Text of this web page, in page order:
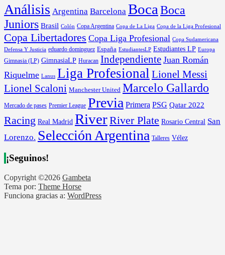
Análisis Argentina Barcelona Boca Boca
Juniors Brasil Colón Copa Argentina Copa de La Liga Copa de la Liga Profesional
Copa Libertadores Copa Liga Profesional Copa Sudamericana
Defensa Y Justicia eduardo dominguez España EstudiantesLP Estudiantes LP Europa
Gimnasia (LP) GimnasiaLP Huracan Independiente Juan Román
Riquelme Lanus Liga Profesional Lionel Messi
Lionel Scaloni Manchester United Marcelo Gallardo
Mercado de pases Premier League Previa Primera PSG Qatar 2022
Racing Real Madrid RiverRiver Plate Rosario Central San
Lorenzo. Selección Argentina Talleres Vélez
¡Seguinos!
Copyright ©2026 Gambeta
Tema por: Theme Horse
Funciona gracias a: WordPress